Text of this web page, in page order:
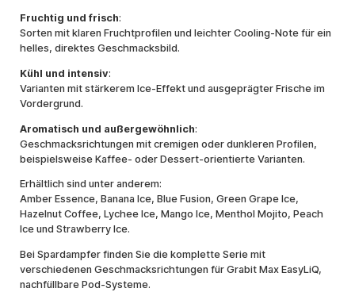
Fruchtig und frisch:
Sorten mit klaren Fruchtprofilen und leichter Cooling-Note für ein
helles, direktes Geschmacksbild.
Kühl und intensiv:
Varianten mit stärkerem Ice-Effekt und ausgeprägter Frische im
Vordergrund.
Aromatisch und außergewöhnlich:
Geschmacksrichtungen mit cremigen oder dunkleren Profilen,
beispielsweise Kaffee- oder Dessert-orientierte Varianten.
Erhältlich sind unter anderem:
Amber Essence, Banana Ice, Blue Fusion, Green Grape Ice,
Hazelnut Coffee, Lychee Ice, Mango Ice, Menthol Mojito, Peach
Ice und Strawberry Ice.
Bei Spardampfer finden Sie die komplette Serie mit
verschiedenen Geschmacksrichtungen für Grabit Max EasyLiQ,
nachfüllbare Pod-Systeme.